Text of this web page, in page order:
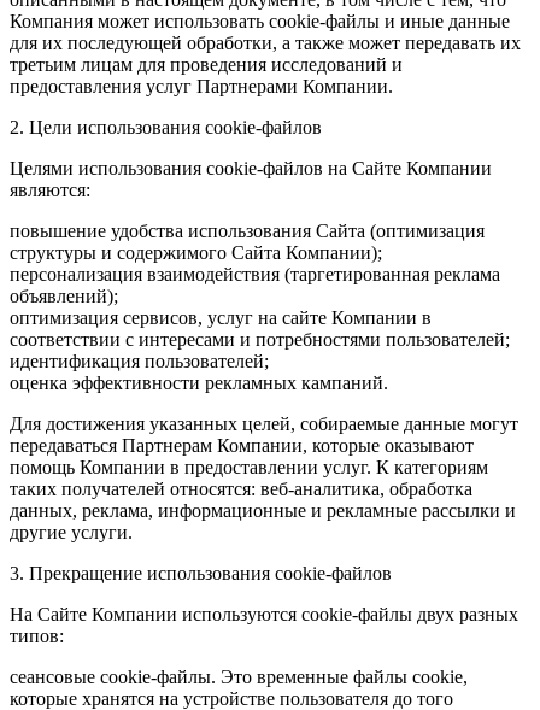
Компания может использовать cookie-файлы и иные данные
для их последующей обработки, а также может передавать их
третьим лицам для проведения исследований и
предоставления услуг Партнерами Компании.
2. Цели использования cookie-файлов
Целями использования cookie-файлов на Сайте Компании
являются:
повышение удобства использования Сайта (оптимизация
структуры и содержимого Сайта Компании);
персонализация взаимодействия (таргетированная реклама
объявлений);
оптимизация сервисов, услуг на сайте Компании в
соответствии с интересами и потребностями пользователей;
идентификация пользователей;
оценка эффективности рекламных кампаний.
Для достижения указанных целей, собираемые данные могут
передаваться Партнерам Компании, которые оказывают
помощь Компании в предоставлении услуг. К категориям
таких получателей относятся: веб-аналитика, обработка
данных, реклама, информационные и рекламные рассылки и
другие услуги.
3. Прекращение использования cookie-файлов
На Сайте Компании используются cookie-файлы двух разных
типов:
сеансовые cookie-файлы. Это временные файлы cookie,
которые хранятся на устройстве пользователя до того